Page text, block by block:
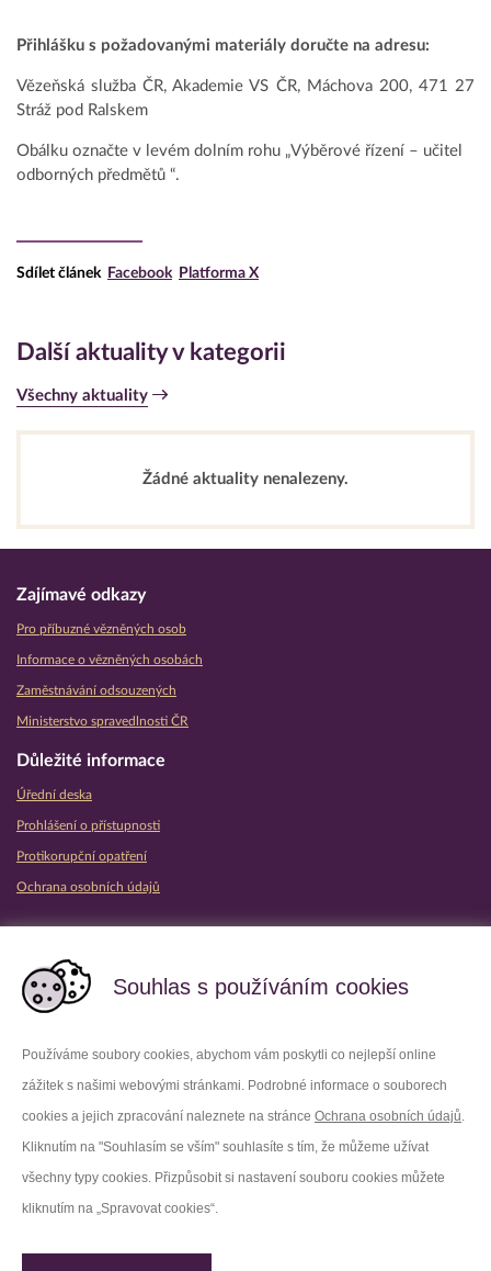
Souhlas s používáním cookies
Používáme soubory cookies, abychom vám poskytli co nejlepší online
zážitek s našimi webovými stránkami. Podrobné informace o souborech
cookies a jejich zpracování naleznete na stránce Ochrana osobních údajů.
Kliknutím na "Souhlasím se vším" souhlasíte s tím, že můžeme užívat
všechny typy cookies. Přizpůsobit si nastavení souboru cookies můžete
kliknutím na „Spravovat cookies“.
Přihlášku s požadovanými materiály doručte na adresu:
Vězeňská služba ČR, Akademie VS ČR, Máchova 200, 471 27
Stráž pod Ralskem
Obálku označte v levém dolním rohu „Výběrové řízení – učitel
odborných předmětů “.
Sdílet článek Facebook Platforma X
Další aktuality v kategorii
Všechny aktuality
Žádné aktuality nenalezeny.
Zajímavé odkazy
Pro příbuzné vězněných osob
Informace o vězněných osobách
Zaměstnávání odsouzených
Ministerstvo spravedlnosti ČR
Důležité informace
Úřední deska
Prohlášení o přístupnosti
Protikorupční opatření
Ochrana osobních údajů
Facebook Youtube
LinkedIn